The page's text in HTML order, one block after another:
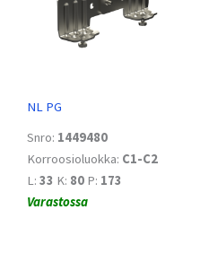
NL PG
Snro: 1449480
Korroosioluokka: C1-C2
L: 33 K: 80 P: 173
Varastossa